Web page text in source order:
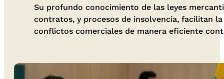
Su profundo conocimiento de las leyes
contratos, y procesos de insolvencia, facilitan
conflictos comerciales de manera eficiente